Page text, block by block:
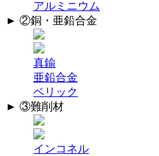
アルミニウム
► ②銅・亜鉛合金
真鍮
亜鉛合金
ベリック
► ③難削材
インコネル